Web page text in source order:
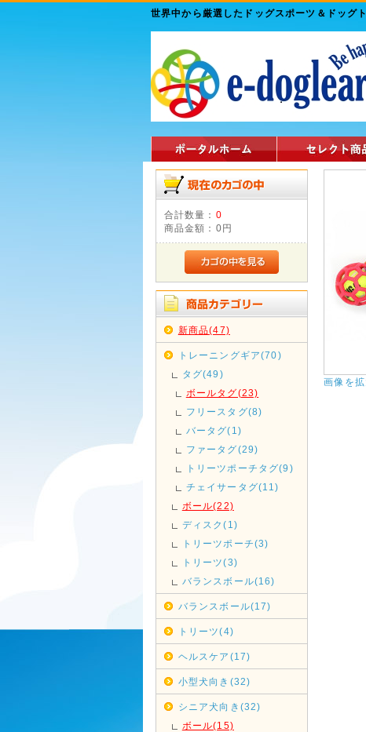
世界中から厳選したドッグスポーツ＆ドッ
合計数量： 0
商品金額： 0円
新商品(47)
トレーニングギア(70)
タグ(49)
ボールタグ(23)
フリースタグ(8)
バータグ(1)
ファータグ(29)
トリーツポーチタグ(9)
チェイサータグ(11)
ボール(22)
ディスク(1)
トリーツポーチ(3)
トリーツ(3)
バランスボール(16)
バランスボール(17)
トリーツ(4)
ヘルスケア(17)
小型犬向き(32)
シニア犬向き(32)
ボール(15)
画像を